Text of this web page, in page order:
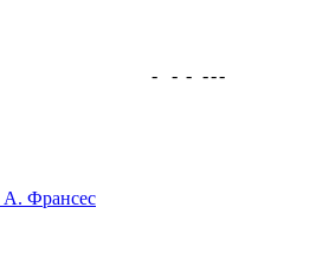
А. Франсес
- - - ---